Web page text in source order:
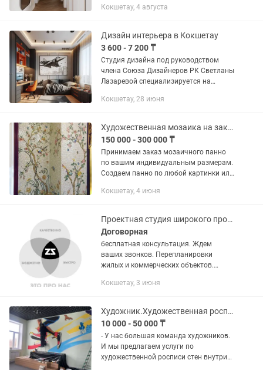
на себя ваши задачи по ремонту. У
Кокшетау, 4 августа
Дизайн интерьера в Кокшетау
3 600 - 7 200 ₸
Студия дизайна под руководством
члена Союза Дизайнеров РК Светланы
Лазаревой специализируется на
квартир, домов и офисов, кафе,
интерьеров, а...
Кокшетау, 28 июня
Художественная мозаика на заказ. Мозаика. Смальта. Стекло. Керамика.
150 000 - 300 000 ₸
Принимаем заказ мозаичного панно
по вашим индивидуальным размерам.
Создаем панно по любой картинки или
Мозаичное панно это самое роскошное
Кокшетау, 4 июня
Проектная студия широкого профиля
Договорная
бесплатная консультация. Ждем
ваших звонков. Перепланировки
жилых и коммерческих объектов.
Эскизные и рабочие проекты жилых
банкетных...
Кокшетау, 3 июня
Художник.Художественная роспись стен школ,садиков,ресторанов.Мурад.
10 000 - 50 000 ₸
- У нас большая команда художников.
И мы предлагаем услуги по
художественной росписи стен внутри